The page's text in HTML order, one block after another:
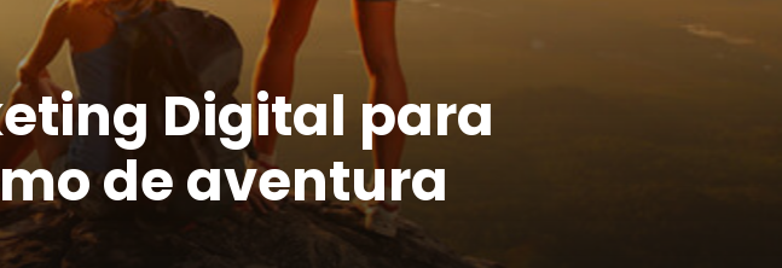
Digital para
de aventura